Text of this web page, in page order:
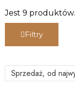
Jest 9 produktów.
Filtry